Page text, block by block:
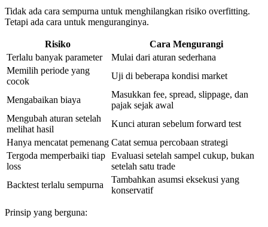
Tidak ada cara sempurna untuk menghilangkan risiko overfitting.
Tetapi ada cara untuk menguranginya.
Risiko
Cara Mengurangi
Terlalu banyak parameter
Mulai dari aturan sederhana
Memilih periode yang
cocok
Uji di beberapa kondisi market
Mengabaikan biaya
Masukkan fee, spread, slippage, dan
pajak sejak awal
Mengubah aturan setelah
melihat hasil
Kunci aturan sebelum forward test
Hanya mencatat pemenang Catat semua percobaan strategi
Tergoda memperbaiki tiap
loss
Evaluasi setelah sampel cukup, bukan
setelah satu trade
Backtest terlalu sempurna
Tambahkan asumsi eksekusi yang
konservatif
Prinsip yang berguna: